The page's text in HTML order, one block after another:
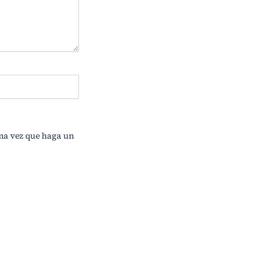
vez que haga un